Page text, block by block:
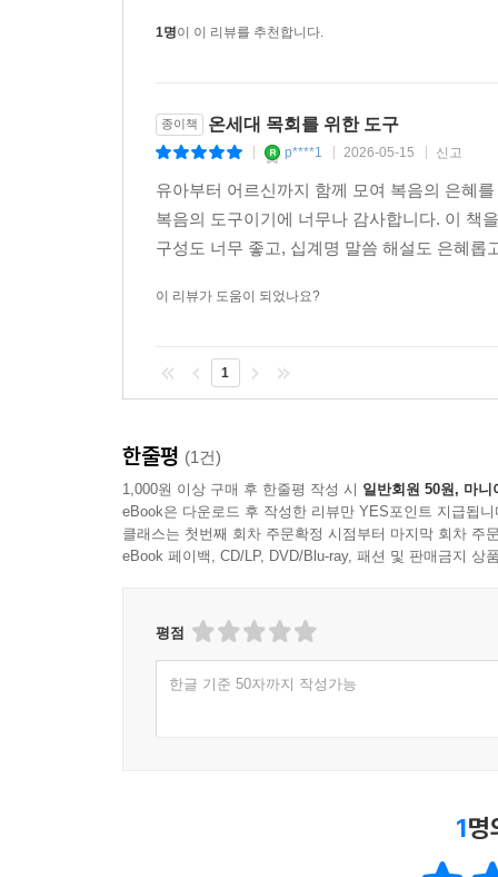
1명이 이 리뷰를 추천합니다.
종이책 온세대 목회를 위한 도구
p****1 2026-05-15 신고
유아부터 어르신까지 함께 모여 복음의 은혜
복음의 도구이기에 너무나 감사합니다. 이 책
구성도 너무 좋고, 십계명 말씀 해설도 은혜
이 리뷰가 도움이 되었나요?
1
한줄평 (1건)
1,000원 이상 구매 후 한줄평 작성 시 일반회원 50원, 마니
eBook은 다운로드 후 작성한 리뷰만 YES포인트 지급됩니
클래스는 첫번째 회차 주문확정 시점부터 마지막 회차 주
eBook 페이백, CD/LP, DVD/Blu-ray, 패션 및 판매금지 상
평점
한글 기준 50자까지 작성가능
1명